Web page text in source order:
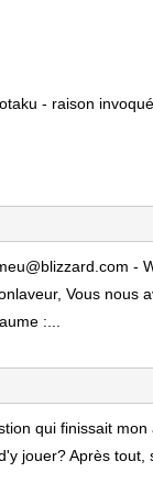
- raison
-
Vous nous
:...
qui finissait mon
jouer? Après tout,